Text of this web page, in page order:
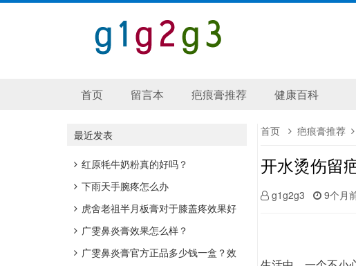
首页 留言本 疤痕膏推荐 健康百科
首页 疤痕膏推荐
开水烫伤留
g1g2g3 9个月
最近发表
红原牦牛奶粉真的好吗？
下雨天手腕疼怎么办
虎舍老祖半月板膏对于膝盖疼效果好
吗？广雯鼻炎膏效果怎么样？
广雯鼻炎膏官方正品多少钱一盒？效